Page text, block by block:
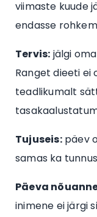
viimaste kuude
endasse
Tervis: jälgi
Ranget dieeti ei
teadlikumalt
Tujuseis:päev
samas ka
Päeva
inimene ei järgi